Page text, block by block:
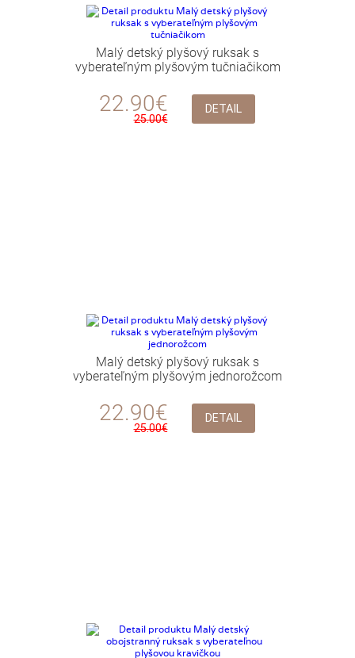
Malý detský plyšový ruksak s
vyberateľným plyšovým tučniačikom
22.90€
25.00€
DETAIL
Malý detský plyšový ruksak s
vyberateľným plyšovým jednorožcom
22.90€
25.00€
DETAIL